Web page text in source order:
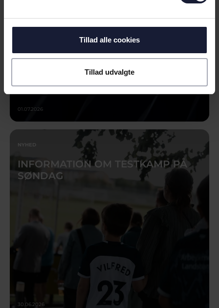
Tillad alle cookies
Tillad udvalgte
01.07.2026
NYHED
INFORMATION OM TESTKAMP PÅ
SØNDAG
30.06.2026